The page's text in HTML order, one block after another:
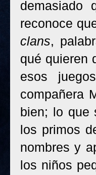
demasiado
reconoce
clans,
qué quieren
esos
compañera
bien; lo que
los primos
nombres y
los niños